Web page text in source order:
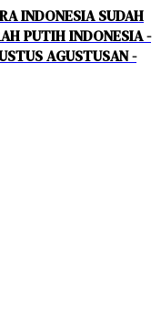
INDONESIA SUDAH
PUTIH INDONESIA -
AGUSTUSAN -